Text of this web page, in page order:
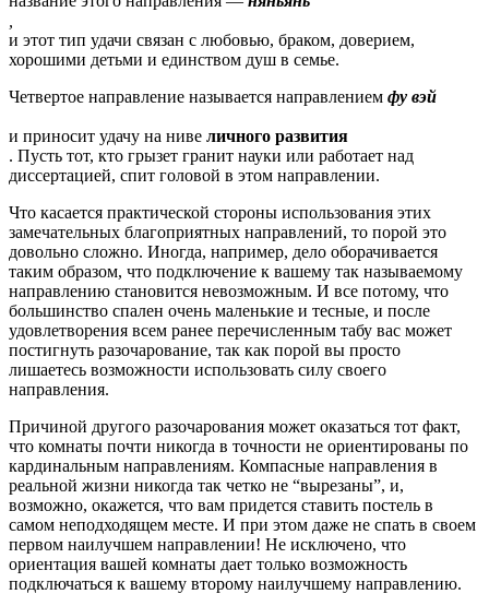
и этот тип удачи связан с любовью, браком, доверием,
хорошими детьми и единством душ в семье.
Четвертое направление называется направлением фу вэй
и приносит удачу на ниве личного развития
. Пусть тот, кто грызет гранит науки или работает над
диссертацией, спит головой в этом направлении.
Что касается практической стороны использования этих
замечательных благоприятных направлений, то порой это
довольно сложно. Иногда, например, дело оборачивается
таким образом, что подключение к вашему так называемому
направлению становится невозможным. И все потому, что
большинство спален очень маленькие и тесные, и после
удовлетворения всем ранее перечисленным табу вас может
постигнуть разочарование, так как порой вы просто
лишаетесь возможности использовать силу своего
направления.
Причиной другого разочарования может оказаться тот факт,
что комнаты почти никогда в точности не ориентированы по
кардинальным направлениям. Компасные направления в
реальной жизни никогда так четко не “вырезаны”, и,
возможно, окажется, что вам придется ставить постель в
самом неподходящем месте. И при этом даже не спать в своем
первом наилучшем направлении! Не исключено, что
ориентация вашей комнаты дает только возможность
подключаться к вашему второму наилучшему направлению.